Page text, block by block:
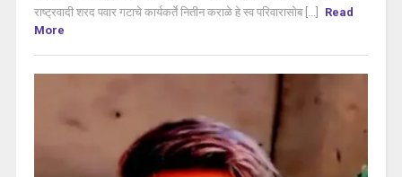
राष्ट्रवादी शरद पवार गटाचे कार्यकर्ते नितीन कराळे हे स्व परिवारासोब [...]
Read
More